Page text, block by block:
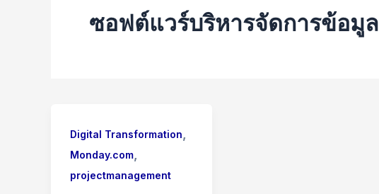
ซอฟต์แวร์บริหารจัดการข้อมูล
Digital Transformation
Monday.com
projectmanagement